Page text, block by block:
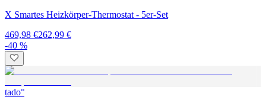
X Smartes Heizkörper-Thermostat - 5er-Set
469,98 €262,99 €
-40 %
tado°